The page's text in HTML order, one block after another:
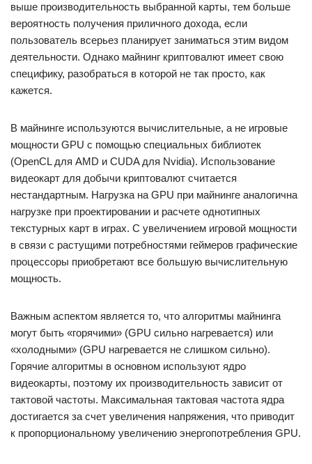
выше производительность выбранной карты, тем больше
вероятность получения приличного дохода, если
пользователь всерьез планирует заниматься этим видом
деятельности. Однако майнинг криптовалют имеет свою
специфику, разобраться в которой не так просто, как
кажется.
В майнинге используются вычислительные, а не игровые
мощности GPU с помощью специальных библиотек
(OpenCL для AMD и CUDA для Nvidia). Использование
видеокарт для добычи криптовалют считается
нестандартным. Нагрузка на GPU при майнинге аналогична
нагрузке при проектировании и расчете однотипных
текстурных карт в играх. С увеличением игровой мощности
в связи с растущими потребностями геймеров графические
процессоры приобретают все большую вычислительную
мощность.
Важным аспектом является то, что алгоритмы майнинга
могут быть «горячими» (GPU сильно нагревается) или
«холодными» (GPU нагревается не слишком сильно).
Горячие алгоритмы в основном используют ядро
видеокарты, поэтому их производительность зависит от
тактовой частоты. Максимальная тактовая частота ядра
достигается за счет увеличения напряжения, что приводит
к пропорциональному увеличению энергопотребления GPU.